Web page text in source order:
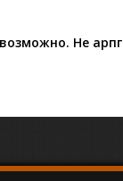
Не